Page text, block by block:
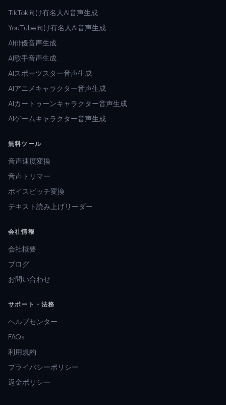
TikTok向け有名人AI音声生成
YouTube向け有名人AI音声生成
AI俳優音声生成
AI歌手音声生成
AIスポーツスター音声生成
AIアニメキャラクター音声生成
AIカートゥーンキャラクター音声生成
AIゲームキャラクター音声生成
無料ツール
音声速度変換
音声トリマー
ボイスピッチ変換
テキスト読み上げリーダー
会社情報
会社概要
ブログ
お問い合わせ
サポート・法務
ヘルプセンター
FAQs
利用規約
プライバシーポリシー
返金ポリシー